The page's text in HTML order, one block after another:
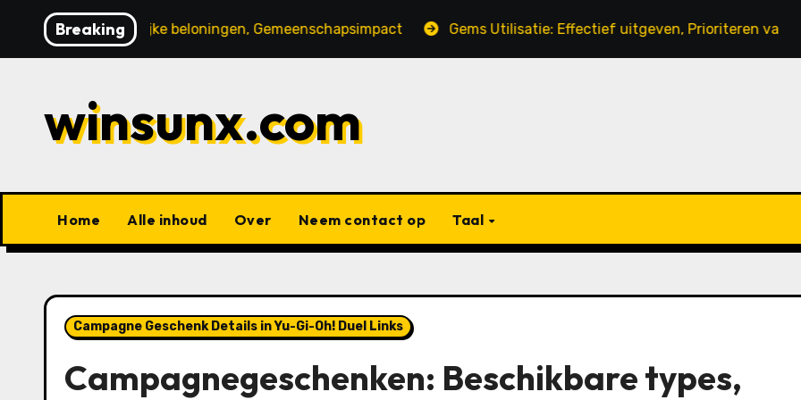
content
Breakingbeloningen, Gemeenschapsimpact Gems Utilisatie: Effectief uitgeven, Prioriteren van behoeften,
winsunx.com
Home Alle inhoud Over Neem contact op Taal
Campagne Geschenk Details in Yu-Gi-Oh! Duel Links
Campagnegeschenken: Beschikbare types,